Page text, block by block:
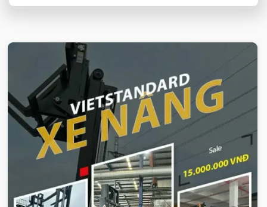
VIETSTANDARD VIỆT NAM
Xe-nang